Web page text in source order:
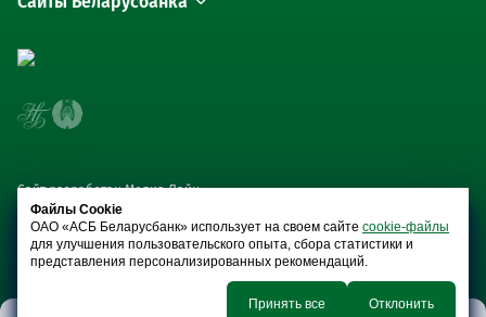
Сайт разработан Медиа Лайн
Файлы Cookie
ОАО «АСБ Беларусбанк» использует на своем сайте cookie-файлы
для улучшения пользовательского опыта, сбора статистики и
представления персонализированных рекомендаций.
Принять все Отклонить